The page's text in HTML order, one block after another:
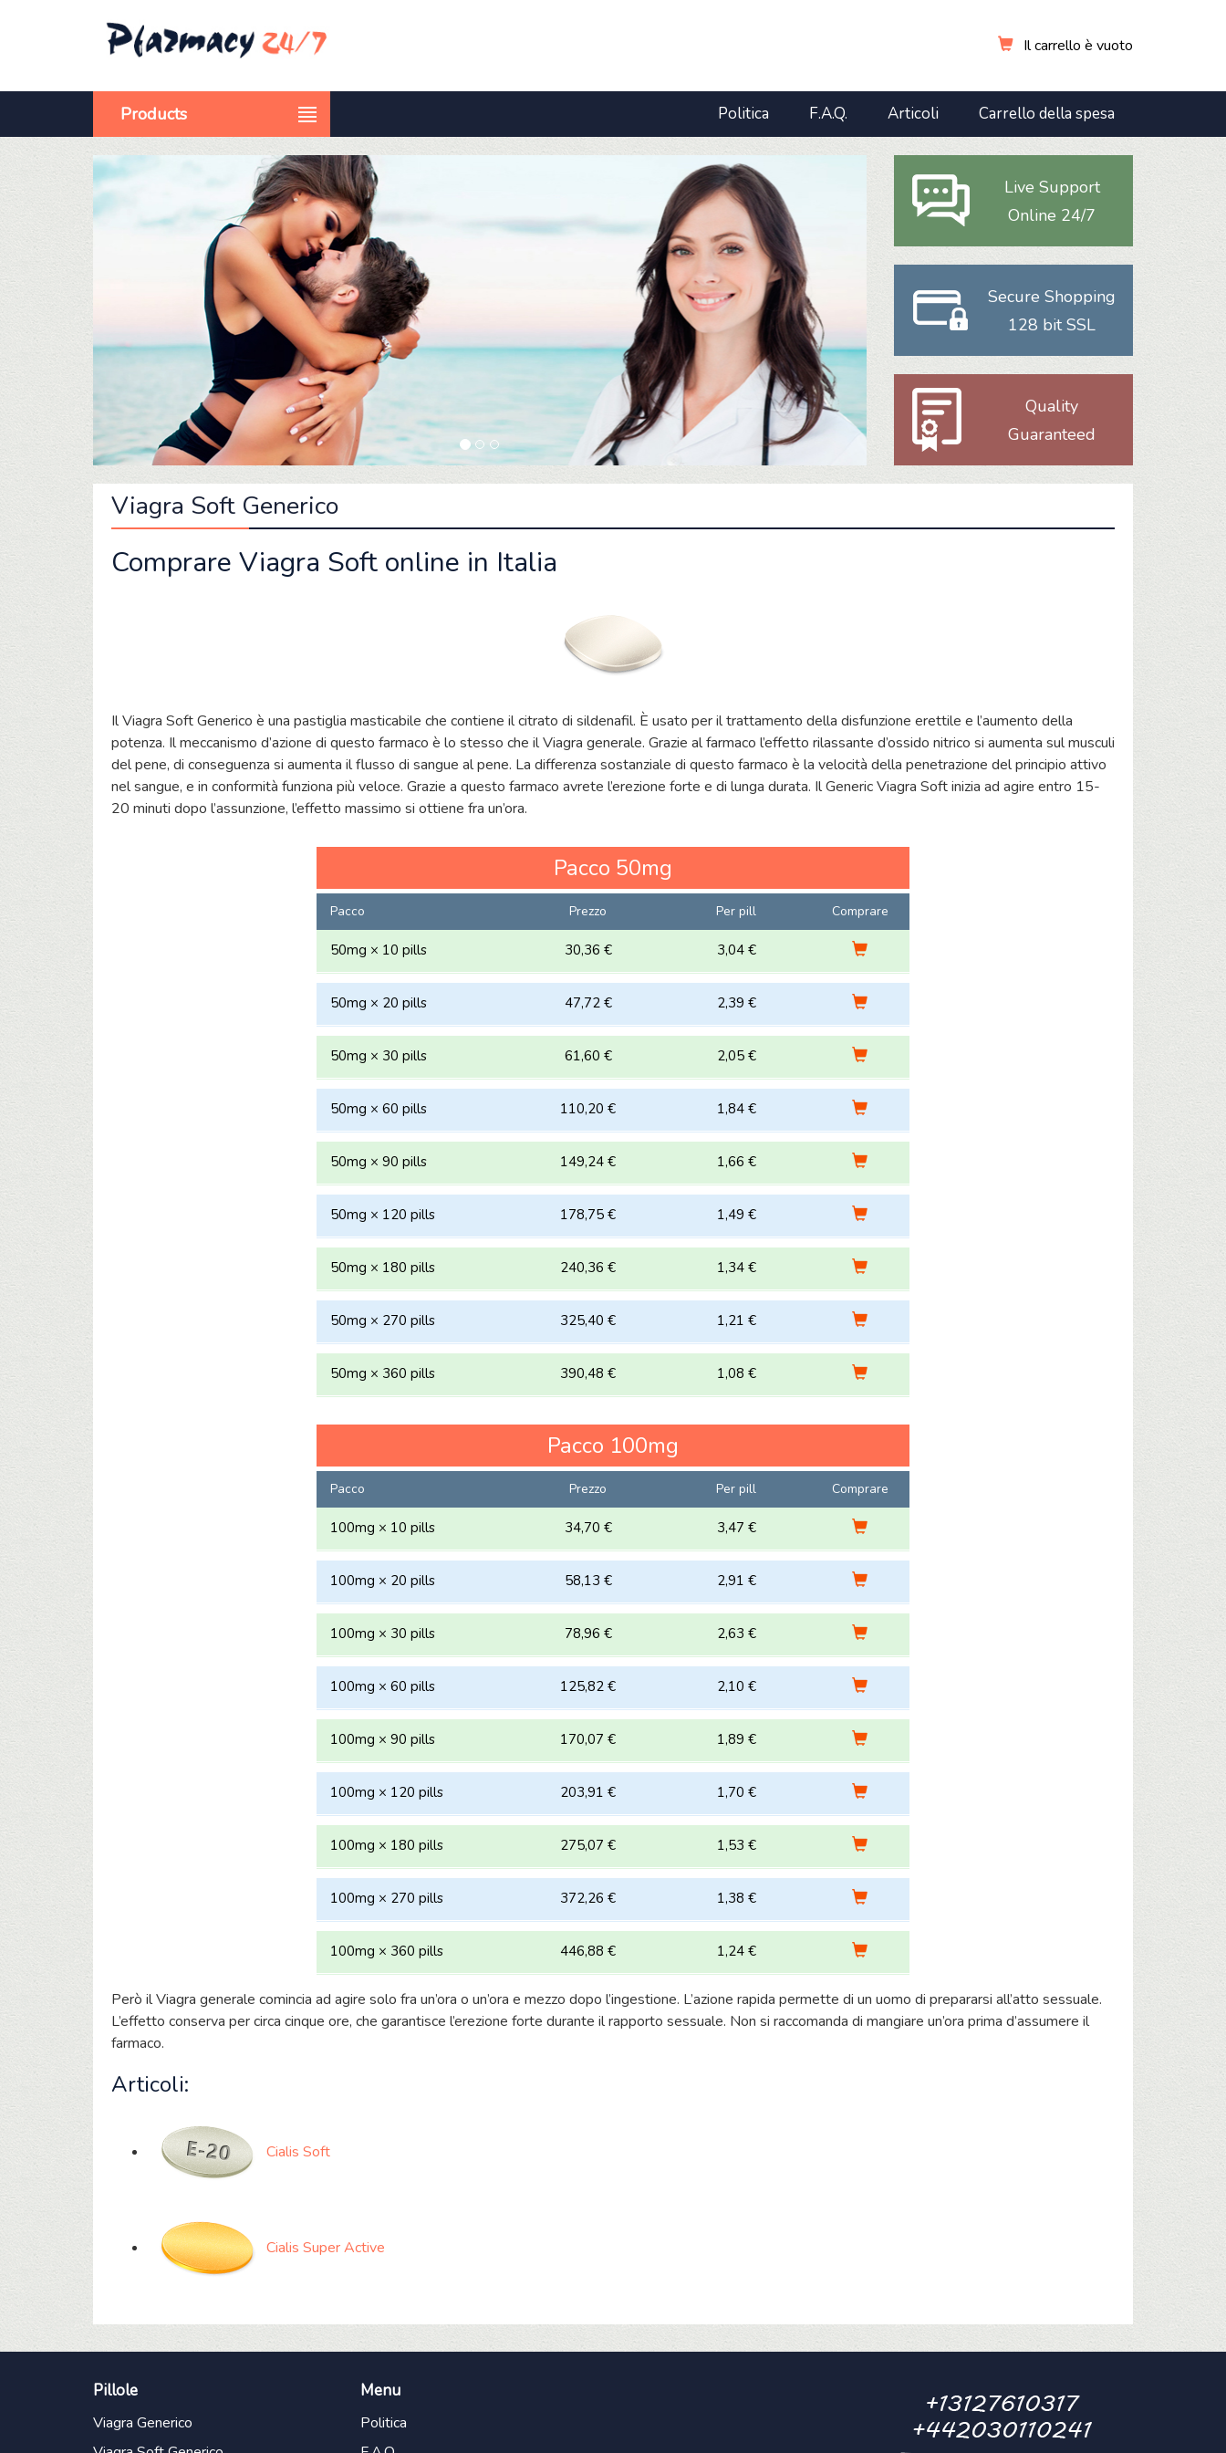
Il carrello è vuoto
Products Politica F.A.Q. Articoli Carrello della spesa
Live Support
Online 24/7
Secure Shopping
128 bit SSL
Quality
Guaranteed
Viagra Soft Generico
Comprare Viagra Soft online in Italia
Il Viagra Soft Generico è una pastiglia masticabile che contiene il citrato di sildenafil. È usato per il trattamento della disfunzione erettile e l’aumento della
potenza. Il meccanismo d’azione di questo farmaco è lo stesso che il Viagra generale. Grazie al farmaco l’effetto rilassante d’ossido nitrico si aumenta sul musculi
del pene, di conseguenza si aumenta il flusso di sangue al pene. La differenza sostanziale di questo farmaco è la velocità della penetrazione del principio attivo
nel sangue, e in conformità funziona più veloce. Grazie a questo farmaco avrete l’erezione forte e di lunga durata. Il Generic Viagra Soft inizia ad agire entro 15-
20 minuti dopo l’assunzione, l’effetto massimo si ottiene fra un’ora.
Pacco 50mg
Pacco Prezzo Per pill Comprare
50mg × 10 pills 30,36 € 3,04 €
50mg × 20 pills 47,72 € 2,39 €
50mg × 30 pills 61,60 € 2,05 €
50mg × 60 pills 110,20 € 1,84 €
50mg × 90 pills 149,24 € 1,66 €
50mg × 120 pills 178,75 € 1,49 €
50mg × 180 pills 240,36 € 1,34 €
50mg × 270 pills 325,40 € 1,21 €
50mg × 360 pills 390,48 € 1,08 €
Pacco 100mg
Pacco Prezzo Per pill Comprare
100mg × 10 pills 34,70 € 3,47 €
100mg × 20 pills 58,13 € 2,91 €
100mg × 30 pills 78,96 € 2,63 €
100mg × 60 pills 125,82 € 2,10 €
100mg × 90 pills 170,07 € 1,89 €
100mg × 120 pills 203,91 € 1,70 €
100mg × 180 pills 275,07 € 1,53 €
100mg × 270 pills 372,26 € 1,38 €
100mg × 360 pills 446,88 € 1,24 €
Però il Viagra generale comincia ad agire solo fra un’ora o un’ora e mezzo dopo l’ingestione. L’azione rapida permette di un uomo di prepararsi all’atto sessuale.
L’effetto conserva per circa cinque ore, che garantisce l’erezione forte durante il rapporto sessuale. Non si raccomanda di mangiare un’ora prima d’assumere il
farmaco.
Articoli:
Cialis Soft
Cialis Super Active
Pillole
Viagra Generico
Menu
Politica